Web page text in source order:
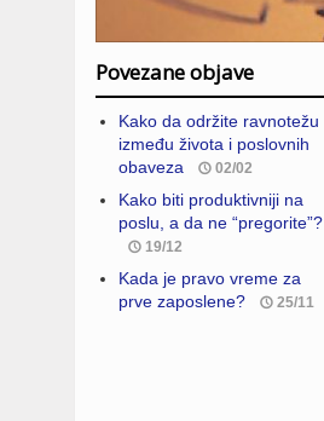
Povezane objave
Kako da održite ravnotežu
između života i poslovnih
obaveza
02/02
Kako biti produktivniji na
poslu, a da ne “pregorite”?
19/12
Kada je pravo vreme za
prve zaposlene?
25/11